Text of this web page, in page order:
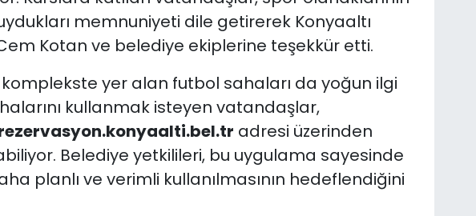
memnuniyeti dile getirerek Konyaaltı
Kotan ve belediye ekiplerine teşekkür etti.
komplekste yer alan futbol sahaları da yoğun ilgi
kullanmak isteyen vatandaşlar,
adresi üzerinden
Belediye yetkilileri, bu uygulama sayesinde
planlı ve verimli kullanılmasının hedeflendiğini